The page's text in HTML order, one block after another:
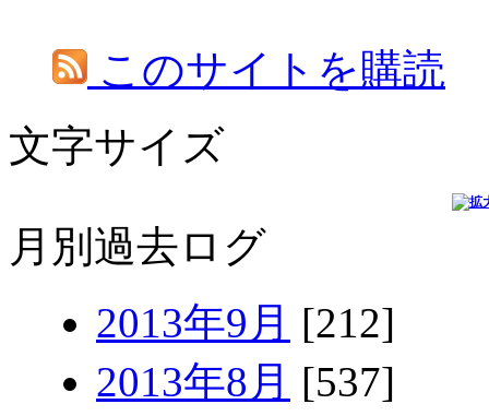
このサイトを購読
文字サイズ
月別過去ログ
2013年9月 [212]
2013年8月 [537]